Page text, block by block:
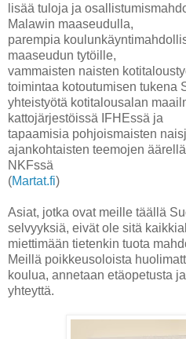
lisää tuloja ja
Malawin maaseudulla,
parempia
maaseudun tytöille,
vammaisten naisten
toimintaa kotoutumisen tukena
yhteistyötä kotitalousalan
kattojärjestöissä IFHEssä ja
tapaamisia pohjoismaisten
ajankohtaisten teemojen
NKFssä
(Martat.fi)
Asiat, jotka ovat meille täällä
selvyyksiä, eivät ole sitä
miettimään tietenkin tuota
Meillä poikkeusoloista
koulua, annetaan etäopetusta
yhteyttä.